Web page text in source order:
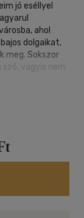
jó eséllyel
ahol
dolgaikat,
meg. Sokszor
vagyis nem
az
kis időszakasz,
hogy kétszáz
ami a
kialakult, akkor